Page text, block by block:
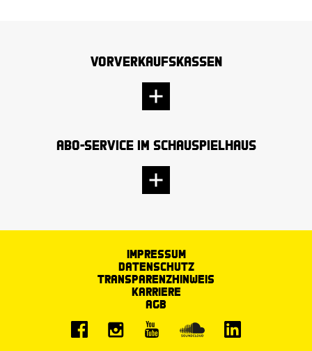
Vorverkaufskassen
Abo-Service im Schauspielhaus
Impressum
Datenschutz
Transparenzhinweis
Karriere
AGB